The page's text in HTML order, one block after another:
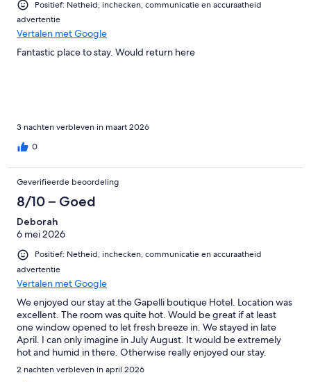
Positief: Netheid, inchecken, communicatie en accuraatheid
advertentie
Vertalen met Google
Fantastic place to stay. Would return here
3 nachten verbleven in maart 2026
0
Geverifieerde beoordeling
8/10 – Goed
Deborah
6 mei 2026
Positief: Netheid, inchecken, communicatie en accuraatheid
advertentie
Vertalen met Google
We enjoyed our stay at the Gapelli boutique Hotel. Location was
excellent. The room was quite hot. Would be great if at least
one window opened to let fresh breeze in. We stayed in late
April. I can only imagine in July August. It would be extremely
hot and humid in there. Otherwise really enjoyed our stay.
2 nachten verbleven in april 2026